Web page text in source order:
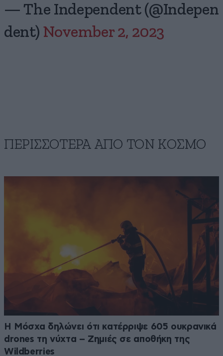
— The Independent (@Indepen
dent) November 2, 2023
ΠΕΡΙΣΣΟΤΕΡΑ ΑΠΟ ΤΟΝ ΚΟΣΜΟ
Η Μόσχα δηλώνει ότι κατέρριψε 605 ουκρανικά
drones τη νύχτα – Zημιές σε αποθήκη της
Wildberries